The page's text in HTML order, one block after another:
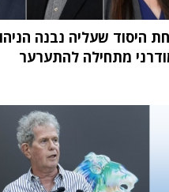
היסוד שעליה נבנה
מתחילה להתערער